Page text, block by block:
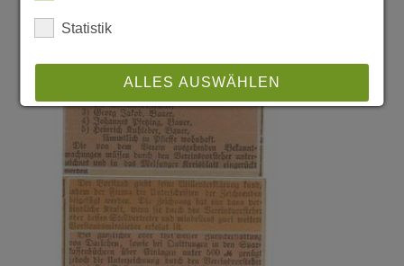
Statistik
ALLES AUSWÄHLEN
ABLEHNEN
SPEICHERN
Details anzeigen
Impressum | Datenschutz